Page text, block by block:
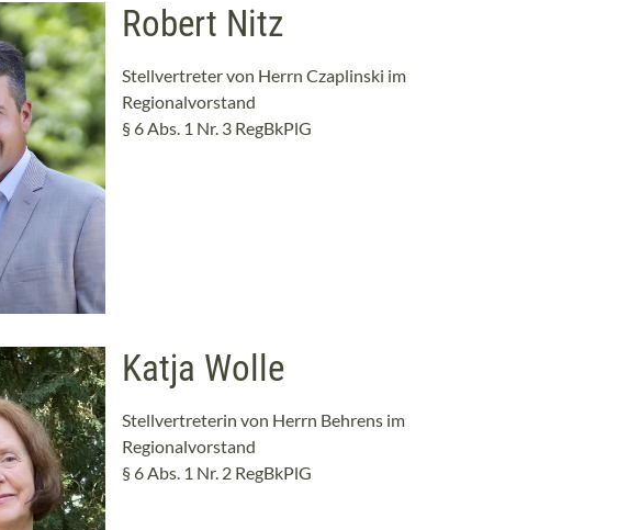
Robert Nitz
Stellvertreter von Herrn Czaplinski im
Regionalvorstand
§ 6 Abs. 1 Nr. 3 RegBkPlG
Katja Wolle
Stellvertreterin von Herrn Behrens im
Regionalvorstand
§ 6 Abs. 1 Nr. 2 RegBkPlG